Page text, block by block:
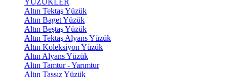
YÜZÜKLER
Altın Tektaş Yüzük
Altın Baget Yüzük
Altın Beştaş Yüzük
Altın Tektaş Alyans Yüzük
Altın Koleksiyon Yüzük
Altın Alyans Yüzük
Altın Tamtur - Yarımtur
Altın Taşsız Yüzük